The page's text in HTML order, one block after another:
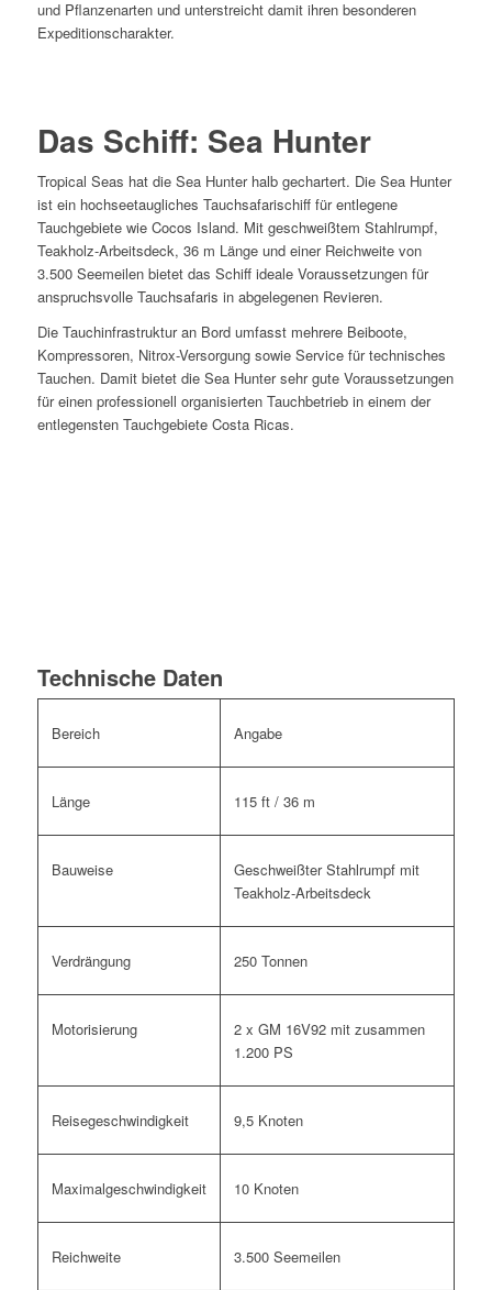
und Pflanzenarten und unterstreicht damit ihren besonderen
Expeditionscharakter.
Das Schiff: Sea Hunter
Tropical Seas hat die Sea Hunter halb gechartert. Die Sea Hunter
ist ein hochseetaugliches Tauchsafarischiff für entlegene
Tauchgebiete wie Cocos Island. Mit geschweißtem Stahlrumpf,
Teakholz-Arbeitsdeck, 36 m Länge und einer Reichweite von
3.500 Seemeilen bietet das Schiff ideale Voraussetzungen für
anspruchsvolle Tauchsafaris in abgelegenen Revieren.
Die Tauchinfrastruktur an Bord umfasst mehrere Beiboote,
Kompressoren, Nitrox-Versorgung sowie Service für technisches
Tauchen. Damit bietet die Sea Hunter sehr gute Voraussetzungen
für einen professionell organisierten Tauchbetrieb in einem der
entlegensten Tauchgebiete Costa Ricas.
Technische Daten
Bereich Angabe
Länge 115 ft / 36 m
Bauweise
Geschweißter Stahlrumpf mit
Teakholz-Arbeitsdeck
Verdrängung 250 Tonnen
Motorisierung
2 x GM 16V92 mit zusammen
1.200 PS
Reisegeschwindigkeit 9,5 Knoten
Maximalgeschwindigkeit 10 Knoten
Reichweite 3.500 Seemeilen